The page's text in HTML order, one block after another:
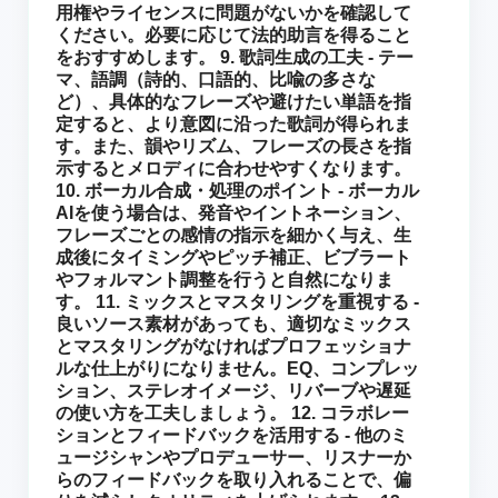
用権やライセンスに問題がないかを確認して
ください。必要に応じて法的助言を得ること
をおすすめします。 9. 歌詞生成の工夫 - テー
マ、語調（詩的、口語的、比喩の多さな
ど）、具体的なフレーズや避けたい単語を指
定すると、より意図に沿った歌詞が得られま
す。また、韻やリズム、フレーズの長さを指
示するとメロディに合わせやすくなります。
10. ボーカル合成・処理のポイント - ボーカル
AIを使う場合は、発音やイントネーション、
フレーズごとの感情の指示を細かく与え、生
成後にタイミングやピッチ補正、ビブラート
やフォルマント調整を行うと自然になりま
す。 11. ミックスとマスタリングを重視する -
良いソース素材があっても、適切なミックス
とマスタリングがなければプロフェッショナ
ルな仕上がりになりません。EQ、コンプレッ
ション、ステレオイメージ、リバーブや遅延
の使い方を工夫しましょう。 12. コラボレー
ションとフィードバックを活用する - 他のミ
ュージシャンやプロデューサー、リスナーか
らのフィードバックを取り入れることで、偏